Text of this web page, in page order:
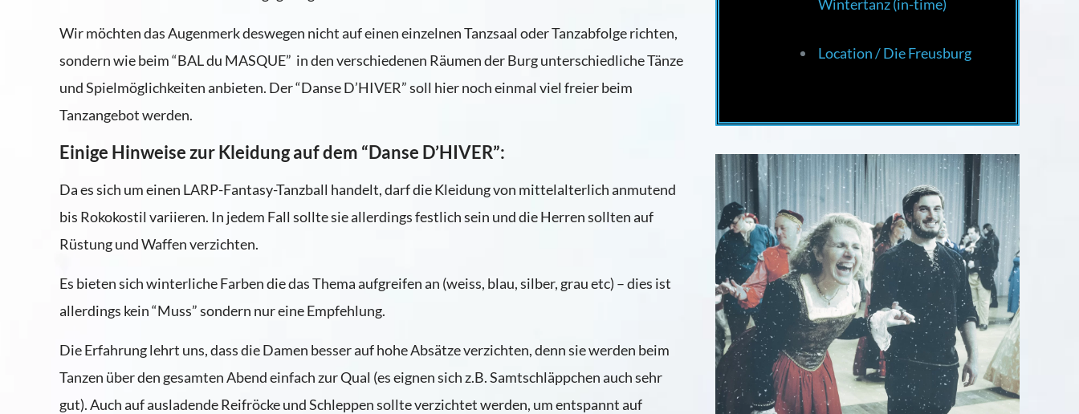
Wir möchten das Augenmerk deswegen nicht auf einen einzelnen Tanzsaal oder Tanzabfolge richten,
sondern wie beim “BAL du MASQUE” in den verschiedenen Räumen der Burg unterschiedliche Tänze
und Spielmöglichkeiten anbieten. Der “Danse D’HIVER” soll hier noch einmal viel freier beim
Tanzangebot werden.
Einige Hinweise zur Kleidung auf dem “Danse D’HIVER”:
Da es sich um einen LARP-Fantasy-Tanzball handelt, darf die Kleidung von mittelalterlich anmutend
bis Rokokostil variieren. In jedem Fall sollte sie allerdings festlich sein und die Herren sollten auf
Rüstung und Waffen verzichten.
Es bieten sich winterliche Farben die das Thema aufgreifen an (weiss, blau, silber, grau etc) – dies ist
allerdings kein “Muss” sondern nur eine Empfehlung.
Die Erfahrung lehrt uns, dass die Damen besser auf hohe Absätze verzichten, denn sie werden beim
Tanzen über den gesamten Abend einfach zur Qual (es eignen sich z.B. Samtschläppchen auch sehr
gut). Auch auf ausladende Reifröcke und Schleppen sollte verzichtet werden, um entspannt auf
Wintertanz (in-time)
Location / Die Freusburg